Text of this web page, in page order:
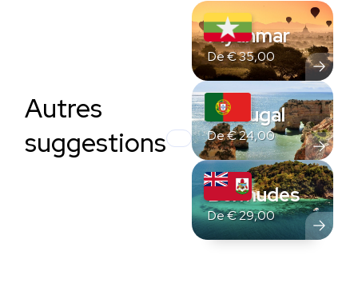
Autres
suggestions
Myanmar
De€35,00
Portugal
De€24,00
Bermudes
De€29,00